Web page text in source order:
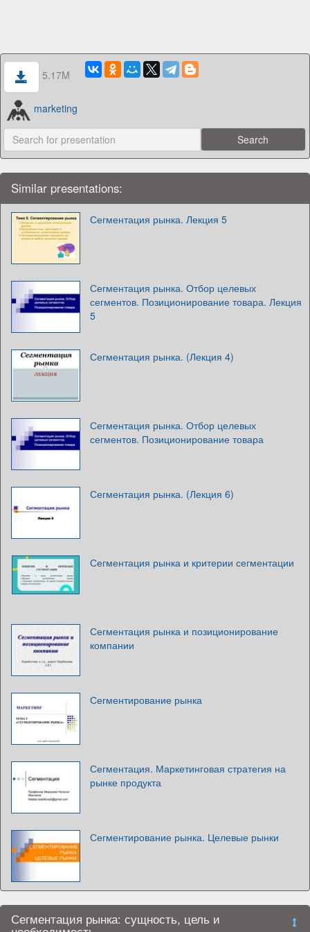
5.17M
marketing
Similar presentations:
Сегментация рынка. Лекция 5
Сегментация рынка. Отбор целевых
сегментов. Позиционирование товара. Лекция
5
Сегментация рынка. (Лекция 4)
Сегментация рынка. Отбор целевых
сегментов. Позиционирование товара
Сегментация рынка. (Лекция 6)
Сегментация рынка и критерии сегментации
Сегментация рынка и позиционирование
компании
Сегментирование рынка
Сегментация. Маркетинговая стратегия на
рынке продукта
Сегментирование рынка. Целевые рынки
Сегментация рынка: сущность, цель и